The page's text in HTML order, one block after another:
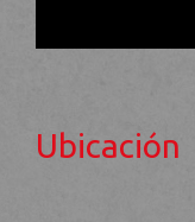
Ubicación